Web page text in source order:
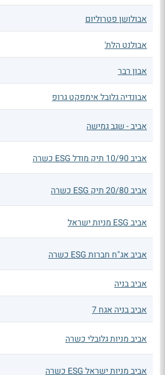
אבולושן פטרוליום
אבולנט הלת'
אבון רבר
אבונדיה גלובל אימפקט גרופ
אביב - שגב גמישה
אביב 10/90 תיק מודל ESG כשרה
אביב 20/80 תיק ESG כשרה
אביב ESG מניות ישראל
אביב אג"ח חברות ESG כשרה
אביב בניה
אביב בניה אגח 7
אביב מניות גלובלי כשרה
אביב מניות ישראל ESG כשרה